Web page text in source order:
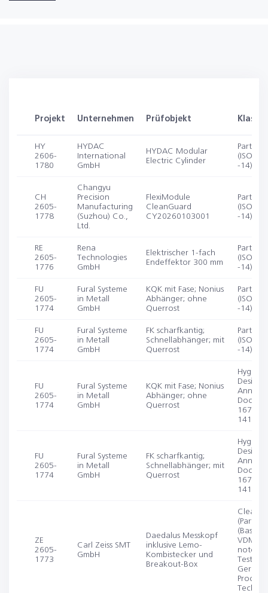
Projekt Unternehmen Prüfobjekt
HY
2606-
1780
HYDAC
International
GmbH
HYDAC Modular
Electric Cylinder
(ISO
-14)
CH
2605-
1778
Changyu
Precision
Manufacturing
(Suzhou) Co.,
Ltd.
FlexiModule
CleanGuard
CY20260103001
(ISO
-14)
RE
2605-
1776
Rena
Technologies
GmbH
Elektrischer 1-fach
Endeffektor 300 mm
(ISO
-14)
FU
2605-
1774
Fural Systeme
in Metall
GmbH
KQK mit Fase; Nonius
Abhänger; ohne
Querrost
(ISO
-14)
FU
2605-
1774
Fural Systeme
in Metall
GmbH
FK scharfkantig;
Schnellabhänger; mit
Querrost
(ISO
-14)
FU
2605-
1774
Fural Systeme
in Metall
GmbH
KQK mit Fase; Nonius
Abhänger; ohne
Querrost
Design
Annex
Doc. 8;
1672-
14159)
FU
2605-
1774
Fural Systeme
in Metall
GmbH
FK scharfkantig;
Schnellabhänger; mit
Querrost
Design
Annex
Doc. 8;
1672-
14159)
ZE
2605-
1773
Carl Zeiss SMT
GmbH
Daedalus Messkopf
inklusive Lemo-
Kombistecker und
Breakout-Box
(Based
VDMA
note
Test for
Germs
Process